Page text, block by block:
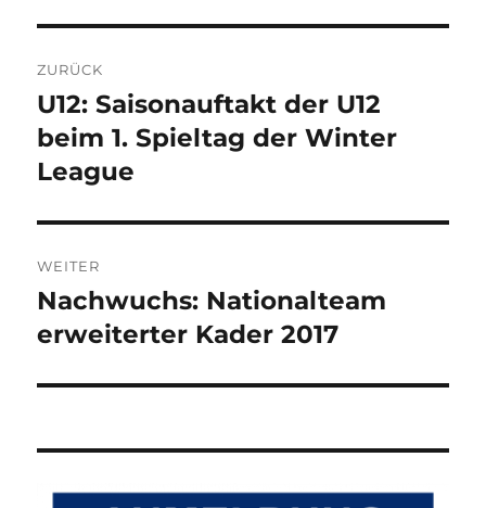
ZURÜCK
Vorheriger
Beitrag:
U12: Saisonauftakt der U12
beim 1. Spieltag der Winter
League
WEITER
Nächster
Beitrag:
Nachwuchs: Nationalteam
erweiterter Kader 2017